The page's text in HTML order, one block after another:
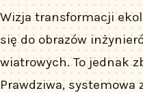
Wizja transformacji
się do obrazów
wiatrowych. To jednak
Prawdziwa, systemowa